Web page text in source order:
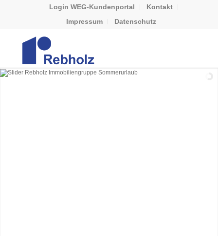
Login WEG-Kundenportal
Kontakt
Impressum
Datenschutz